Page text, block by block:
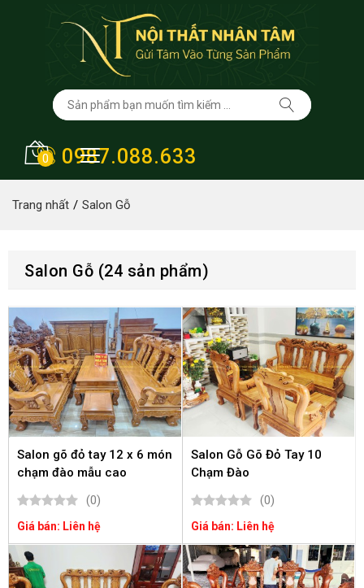
0987.088.633
0
Trang nhất Salon Gỗ
Salon Gỗ (24 sản phẩm)
Salon gõ đỏ tay 12 x 6 món
chạm đào mẫu cao
(0)
Giá bán: Liên hệ
Salon Gỗ Gõ Đỏ Tay 10
Chạm Đào
(0)
Giá bán: Liên hệ